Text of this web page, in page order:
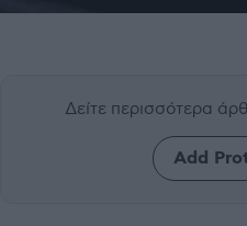
Δείτε περισσότερα
Add